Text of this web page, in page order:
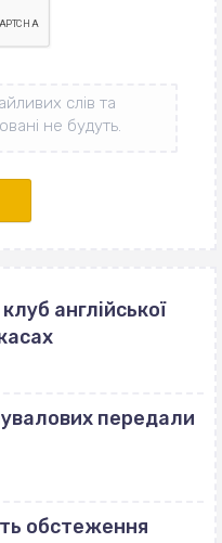
англійської
передали
обстеження